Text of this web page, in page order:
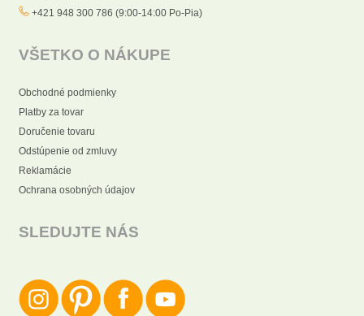
+421 948 300 786 (9:00-14:00 Po-Pia)
VŠETKO O NÁKUPE
Obchodné podmienky
Platby za tovar
Doručenie tovaru
Odstúpenie od zmluvy
Reklamácie
Ochrana osobných údajov
SLEDUJTE NÁS